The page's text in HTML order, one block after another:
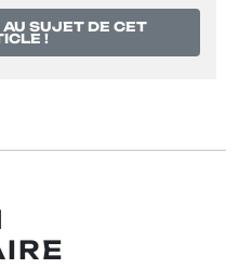
AU SUJET DE CET
!